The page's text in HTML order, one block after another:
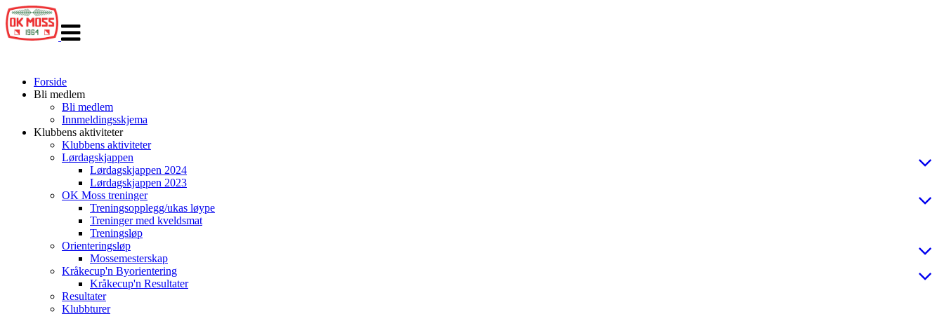
navigasjon
Forside
Bli medlem
Bli medlem
Innmeldingsskjema
Klubbens aktiviteter
Klubbens aktiviteter
Lørdagskjappen
Lørdagskjappen 2024
Lørdagskjappen 2023
OK Moss treninger
Treningsopplegg/ukas løype
Treninger med kveldsmat
Treningsløp
Orienteringsløp
Mossemesterskap
Kråkecup'n Byorientering
Kråkecup'n Resultater
Resultater
Klubbturer